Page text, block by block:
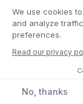
We use cookies
and analyze
preferences.
Read our privacy
No, thanks
Tak,